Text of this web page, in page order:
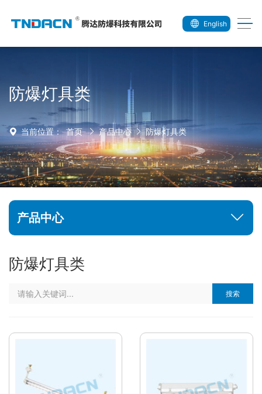
English
防爆灯具类
当前位置： 首页 产品中心 防爆灯具类
产品中心
防爆灯具类
搜索